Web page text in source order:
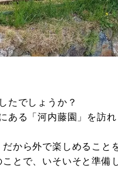
たでしょうか？
ある「河内藤園」を訪れ
ら外で楽しめること
とで、いそいそと準備